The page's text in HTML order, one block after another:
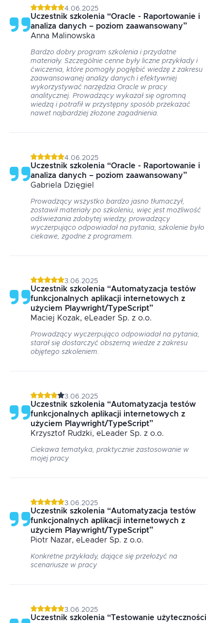
4.06.2025
Uczestnik szkolenia “Oracle - Raportowanie i
analiza danych – poziom zaawansowany”
Anna Malinowska
Bardzo dobry program szkolenia i przydatne
materiały. Szczególnie cenne były liczne przykłady i
ćwiczenia, które pomogły pogłębić wiedzę z zakresu
zaawansowanej analizy danych i efektywniej
wykorzystywać narzędzia Oracle w pracy
analitycznej. Prowadzący wykazał się ogromną
wiedzą i potrafił w przystępny sposób przekazać
nawet najbardziej złożone zagadnienia.
4.06.2025
Uczestnik szkolenia “Oracle - Raportowanie i
analiza danych – poziom zaawansowany”
Gabriela Dzięgiel
Prowadzący wszystko bardzo jasno tłumaczył,
zostawił materiały po szkoleniu, więc jest możliwość
odświeżania zdobytej wiedzy, prowadzący
wyczerpująco odpowiadał na pytania, szkolenie było
ciekawe, zgodne z programem.
3.06.2025
Uczestnik szkolenia “Automatyzacja testów
funkcjonalnych aplikacji internetowych z
użyciem Playwright/TypeScript”
Maciej Kozak, eLeader Sp. z o.o.
Prowadzący wyczerpująco odpowiadał na pytania,
starał się dostarczyć obszerną wiedze z zakresu
objętego szkoleniem.
3.06.2025
Uczestnik szkolenia “Automatyzacja testów
funkcjonalnych aplikacji internetowych z
użyciem Playwright/TypeScript”
Krzysztof Rudzki, eLeader Sp. z o.o.
Ciekawa tematyka, praktycznie zastosowanie w
mojej pracy
3.06.2025
Uczestnik szkolenia “Automatyzacja testów
funkcjonalnych aplikacji internetowych z
użyciem Playwright/TypeScript”
Piotr Nazar, eLeader Sp. z o.o.
Konkretne przykłady, dające się przełożyć na
scenariusze w pracy
3.06.2025
Uczestnik szkolenia “Testowanie użyteczności